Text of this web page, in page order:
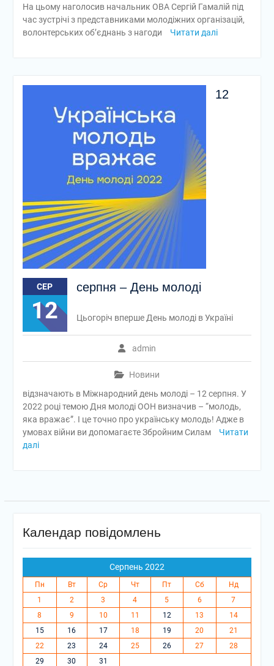
На цьому наголосив начальник ОВА Сергій Гамалій під
час зустрічі з представниками молодіжних організацій,
волонтерських об’єднань з нагоди
Читати далі
СЕР
12
12
серпня – День молоді
admin
Новини
Цьогоріч вперше День молоді в Україні
відзначають в Міжнародний день молоді – 12 серпня. У
2022 році темою Дня молоді ООН визначив – “молодь,
яка вражає”. І це точно про українську молодь! Адже в
умовах війни ви допомагаєте Збройним Силам
Читати
далі
Календар повідомлень
Серпень 2022
Пн Вт Ср Чт Пт Сб
Нд
1
2 3 4 5 6
7
8
9 10 11 12 13
14
15
16 17 18 19 20
21
22
23 24 25 26 27
28
29
30 31